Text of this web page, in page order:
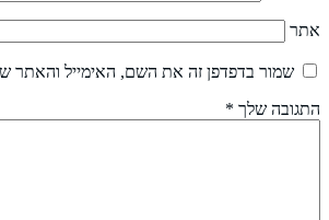
אתר
שמור בדפדפן זה את השם, האימייל והאתר
התגובה שלך *